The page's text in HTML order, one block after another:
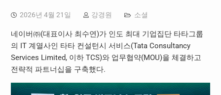
2026년 4월 21일 강경원 소셜
네이버㈜(대표이사 최수연)가 인도 최대 기업집단 타타그룹
의 IT 계열사인 타타 컨설턴시 서비스(Tata Consultancy
Services Limited, 이하 TCS)와 업무협약(MOU)을 체결하고
전략적 파트너십을 구축했다.